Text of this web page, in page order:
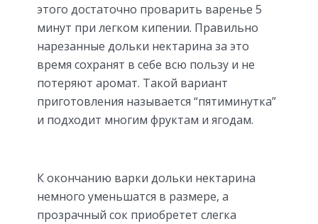
этого достаточно проварить варенье 5
минут при легком кипении. Правильно
нарезанные дольки нектарина за это
время сохранят в себе всю пользу и не
потеряют аромат. Такой вариант
приготовления называется “пятиминутка”
и подходит многим фруктам и ягодам.
К окончанию варки дольки нектарина
немного уменьшатся в размере, а
прозрачный сок приобретет слегка